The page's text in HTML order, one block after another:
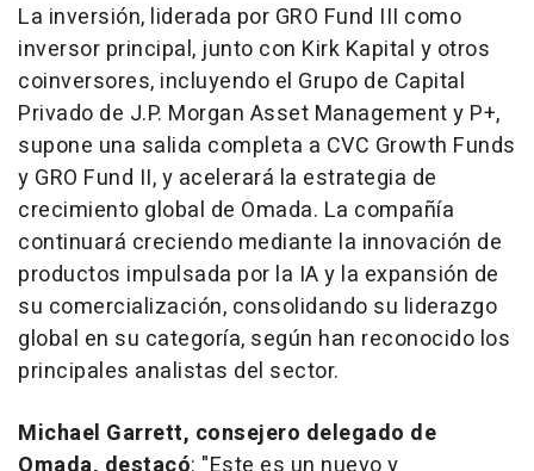
La inversión, liderada por GRO Fund III como
inversor principal, junto con Kirk Kapital y otros
coinversores, incluyendo el Grupo de Capital
Privado de J.P. Morgan Asset Management y P+,
supone una salida completa a CVC Growth Funds
y GRO Fund II, y acelerará la estrategia de
crecimiento global de Omada. La compañía
continuará creciendo mediante la innovación de
productos impulsada por la IA y la expansión de
su comercialización, consolidando su liderazgo
global en su categoría, según han reconocido los
principales analistas del sector.
Michael Garrett, consejero delegado de